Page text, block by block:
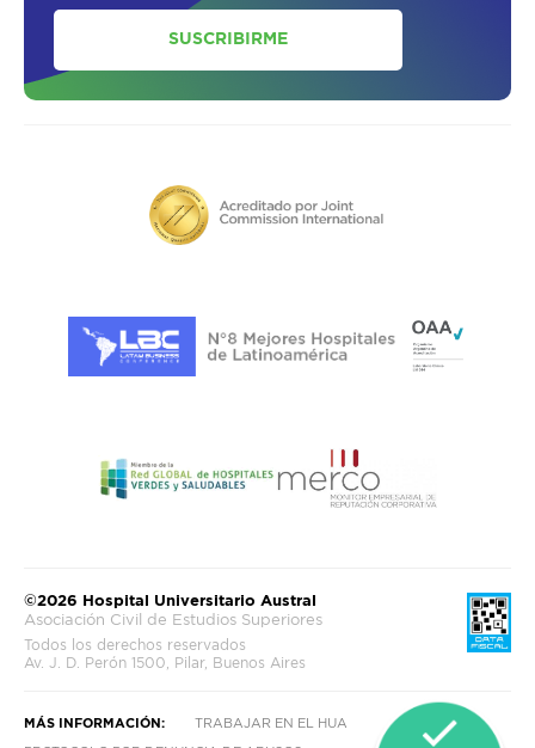
SUSCRIBIRME
©2026 Hospital Universitario Austral
Asociación Civil de Estudios Superiores
Todos los derechos reservados
Av. J. D. Perón 1500, Pilar, Buenos Aires
MÁS INFORMACIÓN: TRABAJAR EN EL HUA